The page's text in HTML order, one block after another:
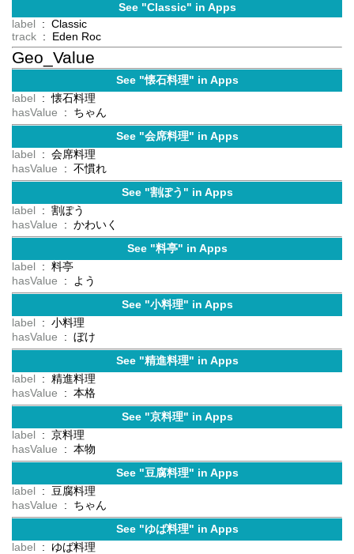
See "Classic" in Apps
label
: Classic
track : Eden Roc
Geo_Value
See "懐石料理" in Apps
label
: 懐石料理
hasValue
: ちゃん
See "会席料理" in Apps
label
: 会席料理
hasValue
: 不慣れ
See "割ぽう" in Apps
label
: 割ぽう
hasValue
: かわいく
See "料亭" in Apps
label
: 料亭
hasValue
: よう
See "小料理" in Apps
label
: 小料理
hasValue
: ぼけ
See "精進料理" in Apps
label
: 精進料理
hasValue
: 本格
See "京料理" in Apps
label
: 京料理
hasValue
: 本物
See "豆腐料理" in Apps
label
: 豆腐料理
hasValue
: ちゃん
See "ゆば料理" in Apps
label
: ゆば料理